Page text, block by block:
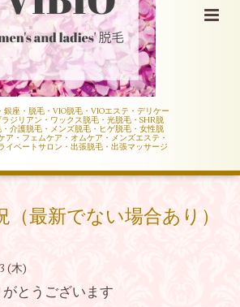
銀座・脱毛・VIO脱毛・VIOエステ・デリケー
ラジリアン・ワックス脱毛・光脱毛・SHR脱
介護脱毛・メンズ脱毛・ヒゲ脱毛・女性脱
ア・フェムケア・オムケア・メンズエステ・
イベートサロン・出張脱毛・出張マッサージ
（最新でない場合あり）
(木)
とうございます